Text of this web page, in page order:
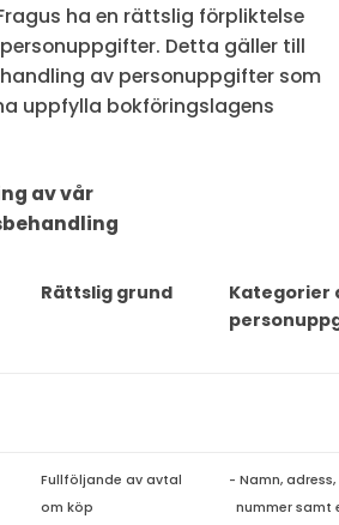
ha en rättslig förpliktelse
Detta gäller till
av personuppgifter som
uppfylla bokföringslagens
av vår
Rättslig grund
Kategorier
Fullföljande av avtal
om köp
- Namn,
nummer samt